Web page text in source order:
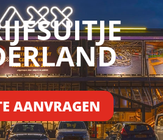
AANVRAGEN